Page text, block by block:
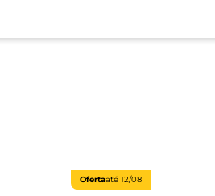
Ofertaaté12/08